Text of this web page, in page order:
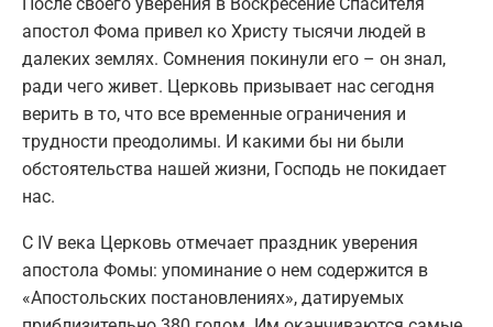
апостол Фома привел ко Христу тысячи людей в
далеких землях. Сомнения покинули его – он знал,
ради чего живет. Церковь призывает нас сегодня
верить в то, что все временные ограничения и
трудности преодолимы. И какими бы ни были
обстоятельства нашей жизни, Господь не покидает
нас.
С IV века Церковь отмечает праздник уверения
апостола Фомы: упоминание о нем содержится в
«Апостольских постановлениях», датируемых